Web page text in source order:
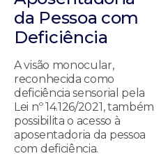
da Pessoa com
Deficiência
A visão monocular,
reconhecida como
deficiência sensorial pela
Lei nº 14.126/2021, também
possibilita o acesso à
aposentadoria da pessoa
com deficiência.